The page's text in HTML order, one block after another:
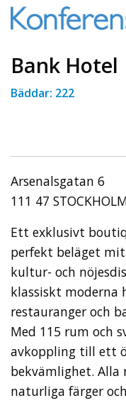
Bank Hotel
Bäddar: 222
Arsenalsgatan 6
111 47
Ett exklusivt
perfekt beläget
kultur- och
klassiskt moderna
restauranger och
Med 115 rum och
avkoppling till ett
bekvämlighet.
naturliga färger